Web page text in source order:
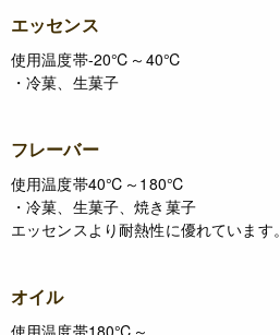
エッセンス
使用温度帯-20℃～40℃
・冷菓、生菓子
フレーバー
使用温度帯40℃～180℃
・冷菓、生菓子、焼き菓子
エッセンスより耐熱性に優れています。
オイル